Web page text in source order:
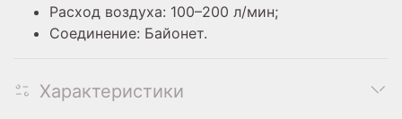
Расход воздуха: 100–200 л/мин;
Соединение: Байонет.
Характеристики